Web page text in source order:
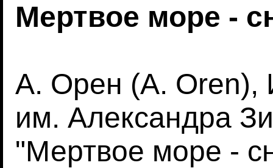
Мертвое море -
А. Орен (A. Oren),
им. Александра
"Мертвое море -